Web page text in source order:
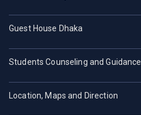
Guest House Dhaka
Students Counseling and Guidance
Location, Maps and Direction